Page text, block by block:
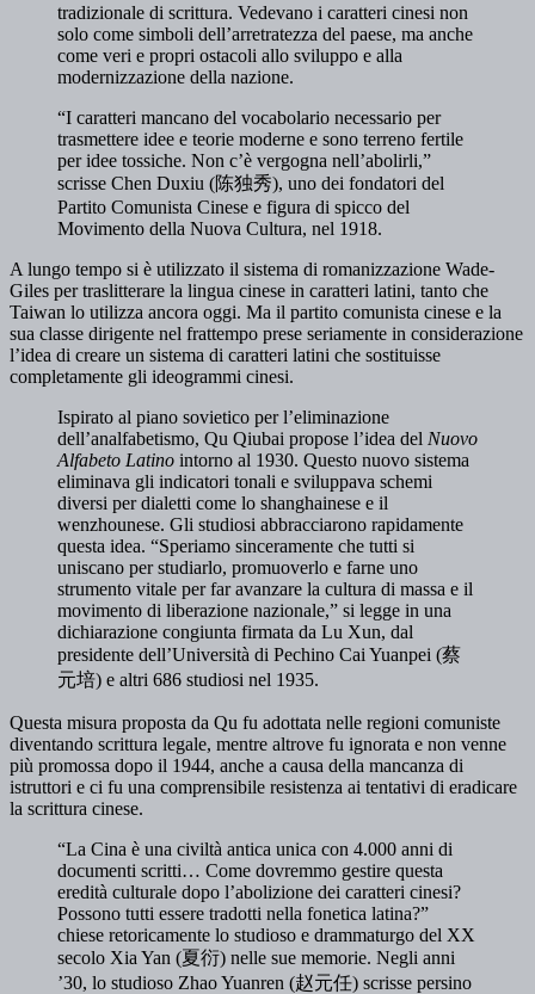
tradizionale di scrittura. Vedevano i caratteri cinesi non
solo come simboli dell’arretratezza del paese, ma anche
come veri e propri ostacoli allo sviluppo e alla
modernizzazione della nazione.
“I caratteri mancano del vocabolario necessario per
trasmettere idee e teorie moderne e sono terreno fertile
per idee tossiche. Non c’è vergogna nell’abolirli,”
scrisse Chen Duxiu (陈独秀), uno dei fondatori del
Partito Comunista Cinese e figura di spicco del
Movimento della Nuova Cultura, nel 1918.
A lungo tempo si è utilizzato il sistema di romanizzazione Wade-
Giles per traslitterare la lingua cinese in caratteri latini, tanto che
Taiwan lo utilizza ancora oggi. Ma il partito comunista cinese e la
sua classe dirigente nel frattempo prese seriamente in considerazione
l’idea di creare un sistema di caratteri latini che sostituisse
completamente gli ideogrammi cinesi.
Ispirato al piano sovietico per l’eliminazione
dell’analfabetismo, Qu Qiubai propose l’idea del Nuovo
Alfabeto Latino intorno al 1930. Questo nuovo sistema
eliminava gli indicatori tonali e sviluppava schemi
diversi per dialetti come lo shanghainese e il
wenzhounese. Gli studiosi abbracciarono rapidamente
questa idea. “Speriamo sinceramente che tutti si
uniscano per studiarlo, promuoverlo e farne uno
strumento vitale per far avanzare la cultura di massa e il
movimento di liberazione nazionale,” si legge in una
dichiarazione congiunta firmata da Lu Xun, dal
presidente dell’Università di Pechino Cai Yuanpei (蔡
元培) e altri 686 studiosi nel 1935.
Questa misura proposta da Qu fu adottata nelle regioni comuniste
diventando scrittura legale, mentre altrove fu ignorata e non venne
più promossa dopo il 1944, anche a causa della mancanza di
istruttori e ci fu una comprensibile resistenza ai tentativi di eradicare
la scrittura cinese.
“La Cina è una civiltà antica unica con 4.000 anni di
documenti scritti… Come dovremmo gestire questa
eredità culturale dopo l’abolizione dei caratteri cinesi?
Possono tutti essere tradotti nella fonetica latina?”
chiese retoricamente lo studioso e drammaturgo del XX
secolo Xia Yan (夏衍) nelle sue memorie. Negli anni
’30, lo studioso Zhao Yuanren (赵元任) scrisse persino